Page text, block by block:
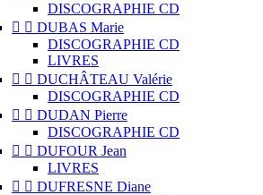
DISCOGRAPHIE CD
  DUBAS Marie
DISCOGRAPHIE CD
LIVRES
  DUCHÂTEAU Valérie
DISCOGRAPHIE CD
  DUDAN Pierre
DISCOGRAPHIE CD
  DUFOUR Jean
LIVRES
  DUFRESNE Diane